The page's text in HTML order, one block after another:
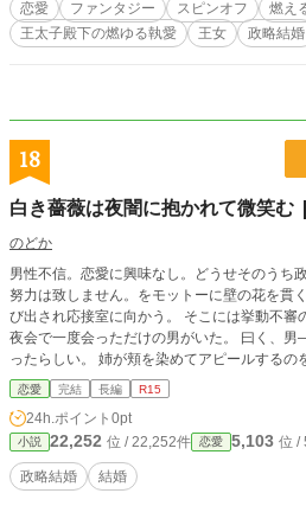
恋愛 ファンタジー スピンオフ
燃え
王太子殿下の燃ゆる執愛
王女 政略結婚
18
白き薔薇は夜闇に抱かれて微笑む
のどか
男性不信。恋愛に興味なし。どうせそのうち
努力は致しません。をモットーに壁の花を貫
び出され応接室に向かう。 そこには挙動不審
夜会で一度会っただけの男がいた。 曰く、
ったらしい。 姉が頬を染めてアピールするの
言った。 「私は貴女を逃がす気はない」と。 突然降って沸いた縁談に流されて
頷き、強引に話を進められは絆され、逃げ場を失っ
咲く花』からの派生―――フォンセの両親のお
んでいただけると思います。
恋愛 完結 長編 R15
24h.ポイント 0pt
小説 22,252 位 / 22,252件 恋愛 5,103 位 /
政略結婚 結婚